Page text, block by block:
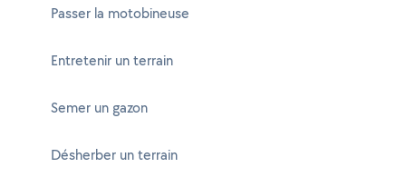
Passer la motobineuse
Entretenir un terrain
Semer un gazon
Désherber un terrain